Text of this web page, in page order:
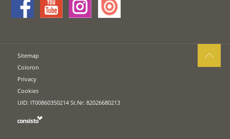
Sitemap
Coloron
Privacy
Cookies
UID: IT00860350214 St.Nr: 82026680213